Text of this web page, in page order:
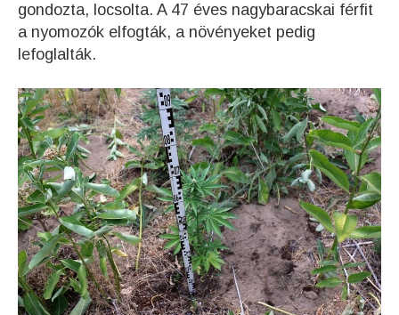
gondozta, locsolta. A 47 éves nagybaracskai férfit
a nyomozók elfogták, a növényeket pedig
lefoglalták.